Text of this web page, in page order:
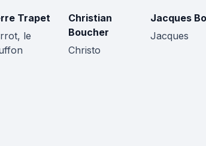
Trapet
le
Christian
Boucher
Christo
Jacques
Jacques